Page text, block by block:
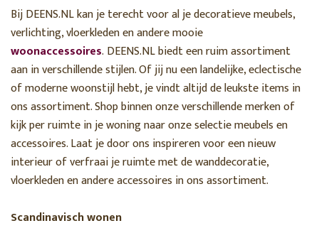
Bij DEENS.NL kan je terecht voor al je decoratieve meubels,
verlichting, vloerkleden en andere mooie
woonaccessoires. DEENS.NL biedt een ruim assortiment
aan in verschillende stijlen. Of jij nu een landelijke, eclectische
of moderne woonstijl hebt, je vindt altijd de leukste items in
ons assortiment. Shop binnen onze verschillende merken of
kijk per ruimte in je woning naar onze selectie meubels en
accessoires. Laat je door ons inspireren voor een nieuw
interieur of verfraai je ruimte met de wanddecoratie,
vloerkleden en andere accessoires in ons assortiment.
Scandinavisch wonen